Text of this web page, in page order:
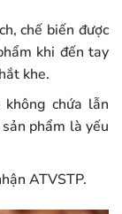
chế biến được
khi đến tay
khe.
chứa lẫn
phẩm là yếu
ATVSTP.